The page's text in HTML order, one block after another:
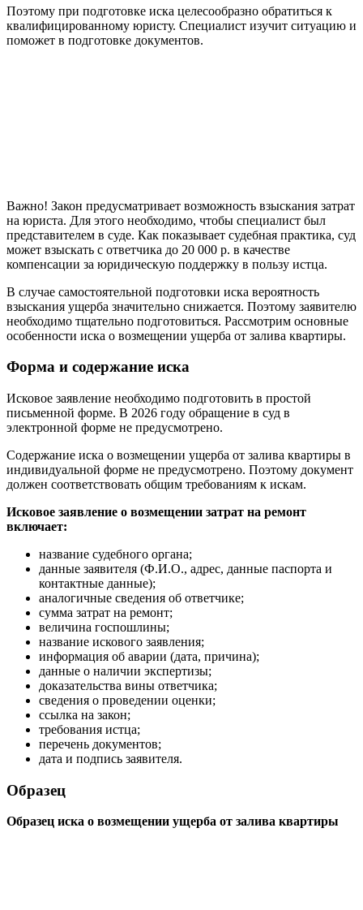
Поэтому при подготовке иска целесообразно обратиться к
квалифицированному юристу. Специалист изучит ситуацию и
поможет в подготовке документов.
Важно! Закон предусматривает возможность взыскания затрат
на юриста. Для этого необходимо, чтобы специалист был
представителем в суде. Как показывает судебная практика, суд
может взыскать с ответчика до 20 000 р. в качестве
компенсации за юридическую поддержку в пользу истца.
В случае самостоятельной подготовки иска вероятность
взыскания ущерба значительно снижается. Поэтому заявителю
необходимо тщательно подготовиться. Рассмотрим основные
особенности иска о возмещении ущерба от залива квартиры.
Форма и содержание иска
Исковое заявление необходимо подготовить в простой
письменной форме. В 2026 году обращение в суд в
электронной форме не предусмотрено.
Содержание иска о возмещении ущерба от залива квартиры в
индивидуальной форме не предусмотрено. Поэтому документ
должен соответствовать общим требованиям к искам.
Исковое заявление о возмещении затрат на ремонт
включает:
название судебного органа;
данные заявителя (Ф.И.О., адрес, данные паспорта и
контактные данные);
аналогичные сведения об ответчике;
сумма затрат на ремонт;
величина госпошлины;
название искового заявления;
информация об аварии (дата, причина);
данные о наличии экспертизы;
доказательства вины ответчика;
сведения о проведении оценки;
ссылка на закон;
требования истца;
перечень документов;
дата и подпись заявителя.
Образец
Образец иска о возмещении ущерба от залива квартиры